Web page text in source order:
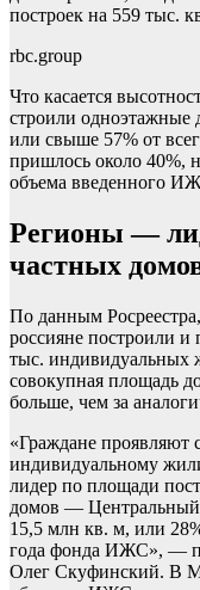
построек на 559 тыс.
rbc.group
Что касается
строили одноэтажные
или свыше 57% от
пришлось около 40%,
объема введенного
Регионы —
частных
По данным Росреестра,
россияне построили и
тыс. индивидуальных
совокупная площадь
больше, чем за
«Граждане проявляют
индивидуальному
лидер по площади
домов — Центральный
15,5 млн кв. м, или
года фонда ИЖС», —
Олег Скуфинский. В